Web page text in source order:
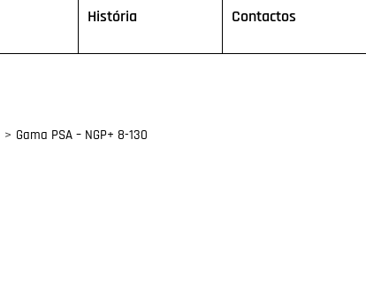
História Contactos
> Gama PSA – NGP+ 8-130